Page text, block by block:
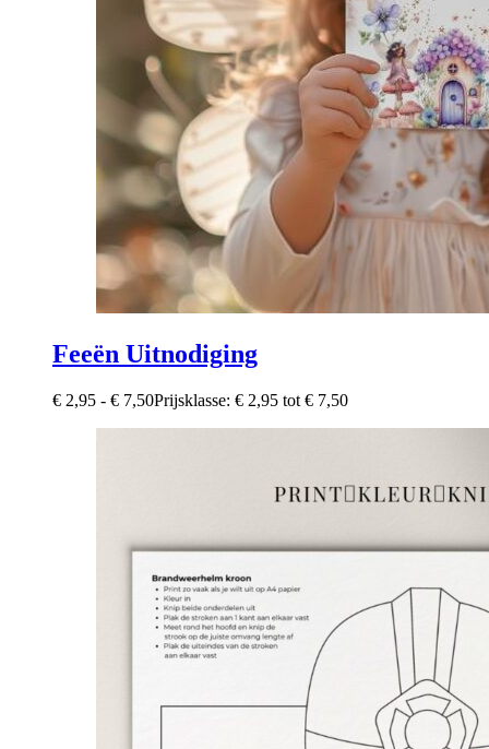
Feeën Uitnodiging
€ 2,95 - € 7,50Prijsklasse: € 2,95 tot € 7,50